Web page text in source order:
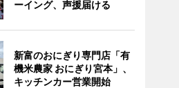
ーイング、声援届ける
新富のおにぎり専門店「有
機米農家 おにぎり宮本」、
キッチンカー営業開始